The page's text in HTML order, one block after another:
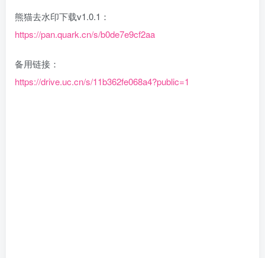
熊猫去水印下载v1.0.1：
https://pan.quark.cn/s/b0de7e9cf2aa
备用链接：
https://drive.uc.cn/s/11b362fe068a4?public=1